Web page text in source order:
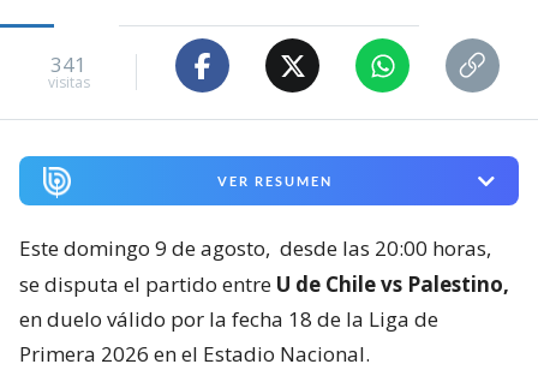
341
visitas
VER RESUMEN
Este domingo 9 de agosto, desde las 20:00 horas,
se disputa el partido entre U de Chile vs Palestino,
en duelo válido por la fecha 18 de la Liga de
Primera 2026 en el Estadio Nacional.